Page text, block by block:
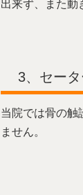
出来ず、また動
3、セー
当院では骨の触
ません。